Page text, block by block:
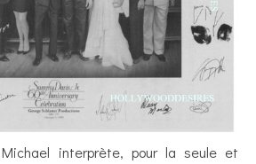
interprète, pour la seule et